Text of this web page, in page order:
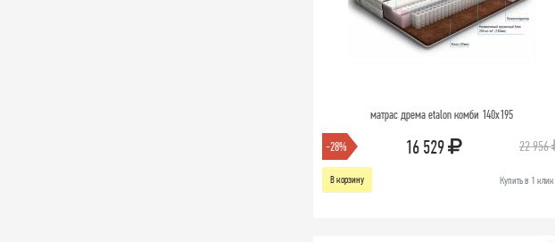
матрас дрема etalon комби 140х195
-28% 16 529 22 956
В корзину Купить в 1 клик